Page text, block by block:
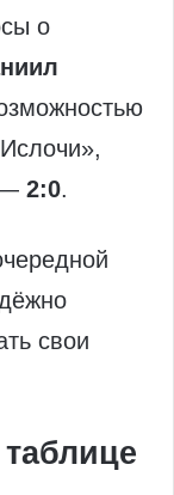
о
— 2:0.
свои